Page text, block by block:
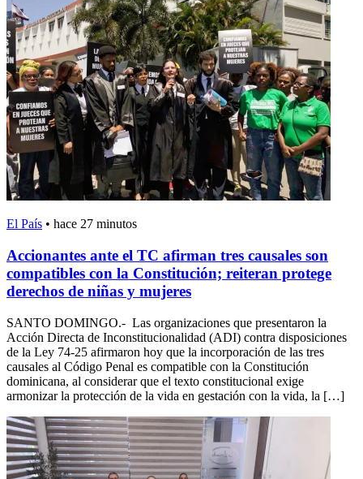
El País • hace 27 minutos
Accionantes ante el TC afirman tres causales son
compatibles con la Constitución; reiteran protege
derechos de niñas y mujeres
SANTO DOMINGO.- Las organizaciones que presentaron la
Acción Directa de Inconstitucionalidad (ADI) contra disposiciones
de la Ley 74-25 afirmaron hoy que la incorporación de las tres
causales al Código Penal es compatible con la Constitución
dominicana, al considerar que el texto constitucional exige
armonizar la protección de la vida en gestación con la vida, la […]